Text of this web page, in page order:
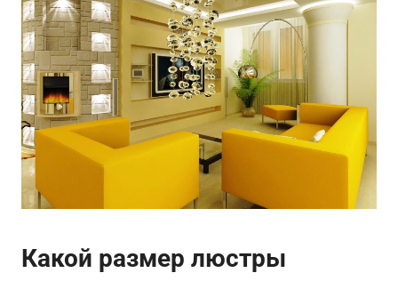
Какой размер люстры